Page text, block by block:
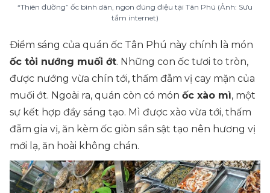
“Thiên đường” ốc bình dân, ngon đúng điệu tại Tân Phú (Ảnh: Sưu
tầm internet)
Điểm sáng của quán ốc Tân Phú này chính là món
ốc tỏi nướng muối ớt. Những con ốc tươi to tròn,
được nướng vừa chín tới, thấm đẫm vị cay mặn của
muối ớt. Ngoài ra, quán còn có món ốc xào mì, một
sự kết hợp đầy sáng tạo. Mì được xào vừa tới, thấm
đẫm gia vị, ăn kèm ốc giòn sần sật tạo nên hương vị
mới lạ, ăn hoài không chán.